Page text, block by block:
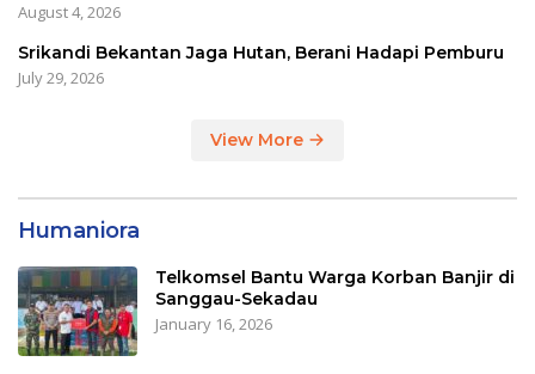
August 4, 2026
Srikandi Bekantan Jaga Hutan, Berani Hadapi Pemburu
July 29, 2026
View More
Humaniora
Telkomsel Bantu Warga Korban Banjir di
Sanggau-Sekadau
January 16, 2026